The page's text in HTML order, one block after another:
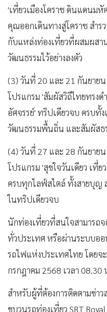
'เที่ยวเมืองโคราช ดินแดนมหั
คุณออกเดินทางสู่โคราช สำร
กับแหล่งท่องเที่ยวที่ผสมผสา
วัฒนธรรมไว้อย่างลงตัว
(3) วันที่ 20 และ 21 กันยาย
โปรแกรม 'สัมผัสวิถีไทยทรงด
อัศจรรย์' ทริปเดียวจบ ครบทั้
วัฒนธรรมพื้นถิ่น และสัมผัสธ
(4) วันที่ 27 และ 28 กันยาย
โปรแกรม 'สุขใจวันเดียว เที่
ครบทุกไลฟ์สไตล์ ทั้งสายบุญ
ในทริปเดียวจบ
นักท่องเที่ยวที่สนใจสามารถ
ทั่วประเทศ หรือผ่านระบบออ
รถไฟแห่งประเทศไทย โดยจ
กรกฎาคม 2568 เวลา
สำหรับผู้ที่ต้องการติดตามข่า
ขบวนรถท่องเที่ยว SRT